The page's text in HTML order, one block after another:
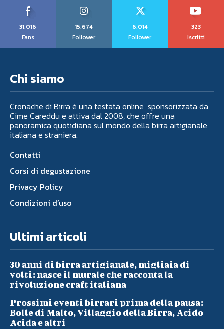
31,016
Fans
15,674
Follower
6,014
Follower
323
Iscritti
Chi siamo
Cronache di Birra è una testata online sponsorizzata da
Cime Careddu e attiva dal 2008, che offre una
panoramica quotidiana sul mondo della birra artigianale
italiana e straniera.
Contatti
Corsi di degustazione
Privacy Policy
Condizioni d’uso
Ultimi articoli
30 anni di birra artigianale, migliaia di
volti: nasce il murale che racconta la
rivoluzione craft italiana
Prossimi eventi birrari prima della pausa:
Bolle di Malto, Villaggio della Birra, Acido
Acida e altri